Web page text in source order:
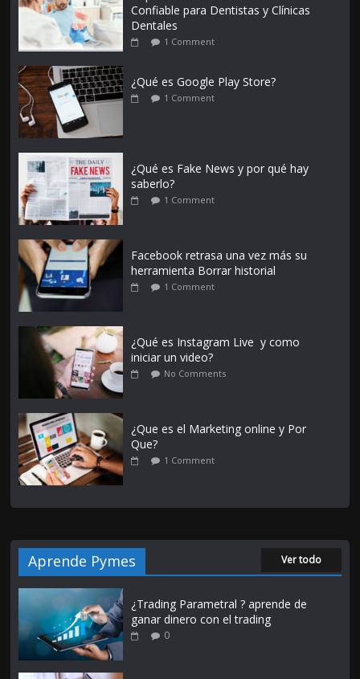
Confiable para Dentistas y Clínicas
Dentales
1 Comment
¿Qué es Google Play Store?
1 Comment
¿Qué es Fake News y por qué hay
saberlo?
1 Comment
Facebook retrasa una vez más su
herramienta Borrar historial
1 Comment
¿Qué es Instagram Live y como
iniciar un video?
No Comments
¿Que es el Marketing online y Por
Que?
1 Comment
Aprende Pymes Ver todo
¿Trading Parametral ? aprende de
ganar dinero con el trading
0